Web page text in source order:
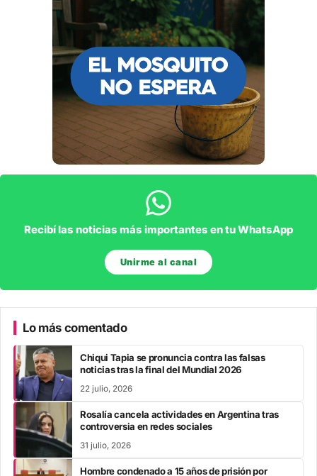
Recibí las noticias más importantes en tu WhatsApp
Unirme al canal
Lo más comentado
Chiqui Tapia se pronuncia contra las falsas
noticias tras la final del Mundial 2026
22 julio, 2026
Rosalía cancela actividades en Argentina tras
controversia en redes sociales
31 julio, 2026
Hombre condenado a 15 años de prisión por